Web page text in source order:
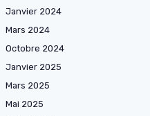
Janvier 2024
Mars 2024
Octobre 2024
Janvier 2025
Mars 2025
Mai 2025